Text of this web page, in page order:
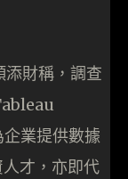
財稱，調查
業提供數據
才，亦即代